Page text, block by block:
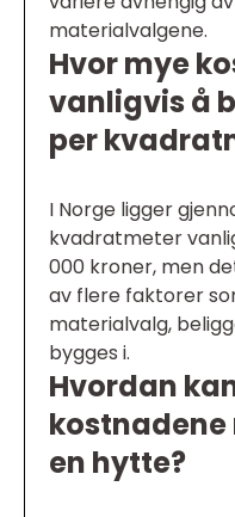
materialvalgene.
Hvor mye
vanligvis å
per
I Norge ligger
kvadratmeter
000 kroner, men
av flere faktorer
materialvalg,
bygges i.
Hvordan
en hytte?